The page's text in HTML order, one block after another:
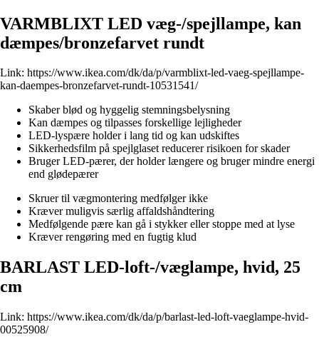
VARMBLIXT LED væg-/spejllampe, kan
dæmpes/bronzefarvet rundt
Link: https://www.ikea.com/dk/da/p/varmblixt-led-vaeg-spejllampe-
kan-daempes-bronzefarvet-rundt-10531541/
Skaber blød og hyggelig stemningsbelysning
Kan dæmpes og tilpasses forskellige lejligheder
LED-lyspære holder i lang tid og kan udskiftes
Sikkerhedsfilm på spejlglaset reducerer risikoen for skader
Bruger LED-pærer, der holder længere og bruger mindre energi
end glødepærer
Skruer til vægmontering medfølger ikke
Kræver muligvis særlig affaldshåndtering
Medfølgende pære kan gå i stykker eller stoppe med at lyse
Kræver rengøring med en fugtig klud
BARLAST LED-loft-/væglampe, hvid, 25
cm
Link: https://www.ikea.com/dk/da/p/barlast-led-loft-vaeglampe-hvid-
00525908/